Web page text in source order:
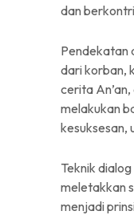
dan
Pendekatan
dari korban,
cerita
melakukan
kesuksesan,
Teknik
meletakkan
menjadi